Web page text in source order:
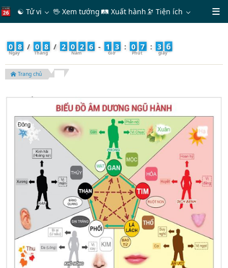
☯ Tử vi 🖖 Xem tướng 🛤 Xuất hành 🔭Tiện ích
0 8 / 0 8 / 2 0 2 6 - 1 3 : 0 7 : 3 8
Trang chủ